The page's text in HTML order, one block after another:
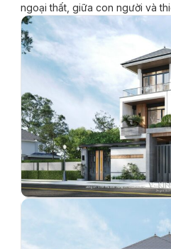
ngoại thất, giữa con người và